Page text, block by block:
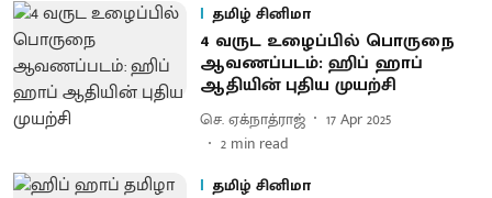
தமிழ் சினிமா
4 வருட உழைப்பில் பொருநை
ஆவணப்படம்: ஹிப் ஹாப்
ஆதியின் புதிய முயற்சி
செ. ஏக்நாத்ராஜ்
17 Apr 2025
2 min read
தமிழ் சினிமா